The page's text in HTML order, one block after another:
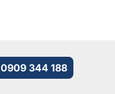
0909 344 188